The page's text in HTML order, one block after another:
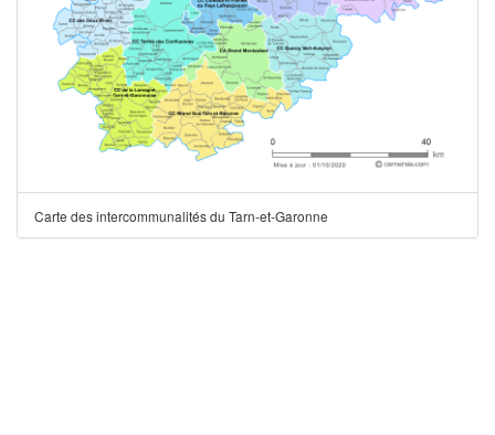
Carte des intercommunalités du Tarn-et-Garonne